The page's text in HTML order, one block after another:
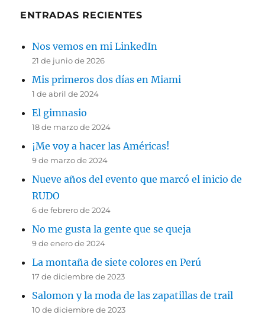
ENTRADAS RECIENTES
Nos vemos en mi LinkedIn
21 de junio de 2026
Mis primeros dos días en Miami
1 de abril de 2024
El gimnasio
18 de marzo de 2024
¡Me voy a hacer las Américas!
9 de marzo de 2024
Nueve años del evento que marcó el inicio de
RUDO
6 de febrero de 2024
No me gusta la gente que se queja
9 de enero de 2024
La montaña de siete colores en Perú
17 de diciembre de 2023
Salomon y la moda de las zapatillas de trail
10 de diciembre de 2023